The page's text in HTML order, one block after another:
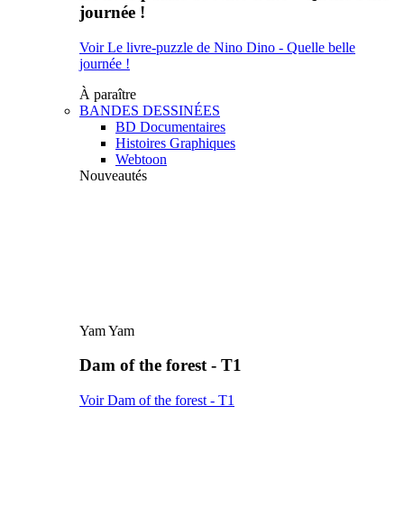
journée !
Voir Le livre-puzzle de Nino Dino - Quelle belle
journée !
À paraître
BANDES DESSINÉES
BD Documentaires
Histoires Graphiques
Webtoon
Nouveautés
Yam Yam
Dam of the forest - T1
Voir Dam of the forest - T1